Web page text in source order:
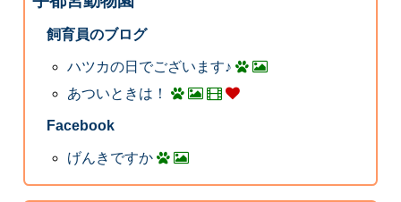
飼育員のブログ
ハツカの日でございます♪
あついときは！
Facebook
げんきですか